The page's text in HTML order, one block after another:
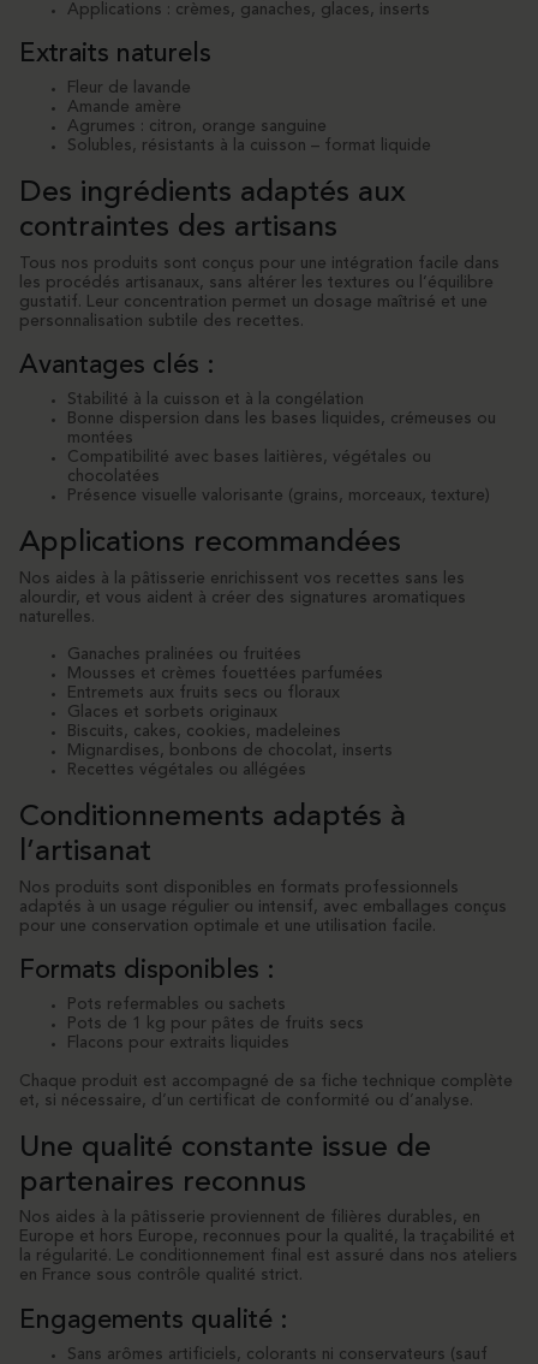
Applications : crèmes, ganaches, glaces, inserts
Extraits naturels
Fleur de lavande
Amande amère
Agrumes : citron, orange sanguine
Solubles, résistants à la cuisson – format liquide
Des ingrédients adaptés aux
contraintes des artisans
Tous nos produits sont conçus pour une intégration facile dans
les procédés artisanaux, sans altérer les textures ou l’équilibre
gustatif. Leur concentration permet un dosage maîtrisé et une
personnalisation subtile des recettes.
Avantages clés :
Stabilité à la cuisson et à la congélation
Bonne dispersion dans les bases liquides, crémeuses ou
montées
Compatibilité avec bases laitières, végétales ou
chocolatées
Présence visuelle valorisante (grains, morceaux, texture)
Applications recommandées
Nos aides à la pâtisserie enrichissent vos recettes sans les
alourdir, et vous aident à créer des signatures aromatiques
naturelles.
Ganaches pralinées ou fruitées
Mousses et crèmes fouettées parfumées
Entremets aux fruits secs ou floraux
Glaces et sorbets originaux
Biscuits, cakes, cookies, madeleines
Mignardises, bonbons de chocolat, inserts
Recettes végétales ou allégées
Conditionnements adaptés à
l’artisanat
Nos produits sont disponibles en formats professionnels
adaptés à un usage régulier ou intensif, avec emballages conçus
pour une conservation optimale et une utilisation facile.
Formats disponibles :
Pots refermables ou sachets
Pots de 1 kg pour pâtes de fruits secs
Flacons pour extraits liquides
Chaque produit est accompagné de sa fiche technique complète
et, si nécessaire, d’un certificat de conformité ou d’analyse.
Une qualité constante issue de
partenaires reconnus
Nos aides à la pâtisserie proviennent de filières durables, en
Europe et hors Europe, reconnues pour la qualité, la traçabilité et
la régularité. Le conditionnement final est assuré dans nos ateliers
en France sous contrôle qualité strict.
Engagements qualité :
Sans arômes artificiels, colorants ni conservateurs (sauf